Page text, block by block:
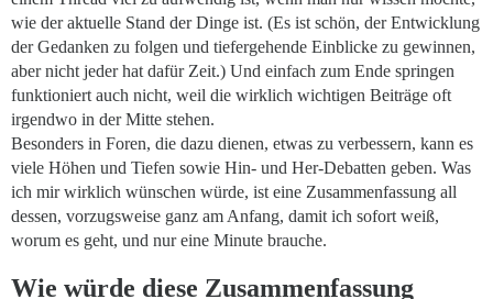
wie der aktuelle Stand der Dinge ist. (Es ist schön, der Entwicklung
der Gedanken zu folgen und tiefergehende Einblicke zu gewinnen,
aber nicht jeder hat dafür Zeit.) Und einfach zum Ende springen
funktioniert auch nicht, weil die wirklich wichtigen Beiträge oft
irgendwo in der Mitte stehen.
Besonders in Foren, die dazu dienen, etwas zu verbessern, kann es
viele Höhen und Tiefen sowie Hin- und Her-Debatten geben. Was
ich mir wirklich wünschen würde, ist eine Zusammenfassung all
dessen, vorzugsweise ganz am Anfang, damit ich sofort weiß,
worum es geht, und nur eine Minute brauche.
Wie würde diese Zusammenfassung